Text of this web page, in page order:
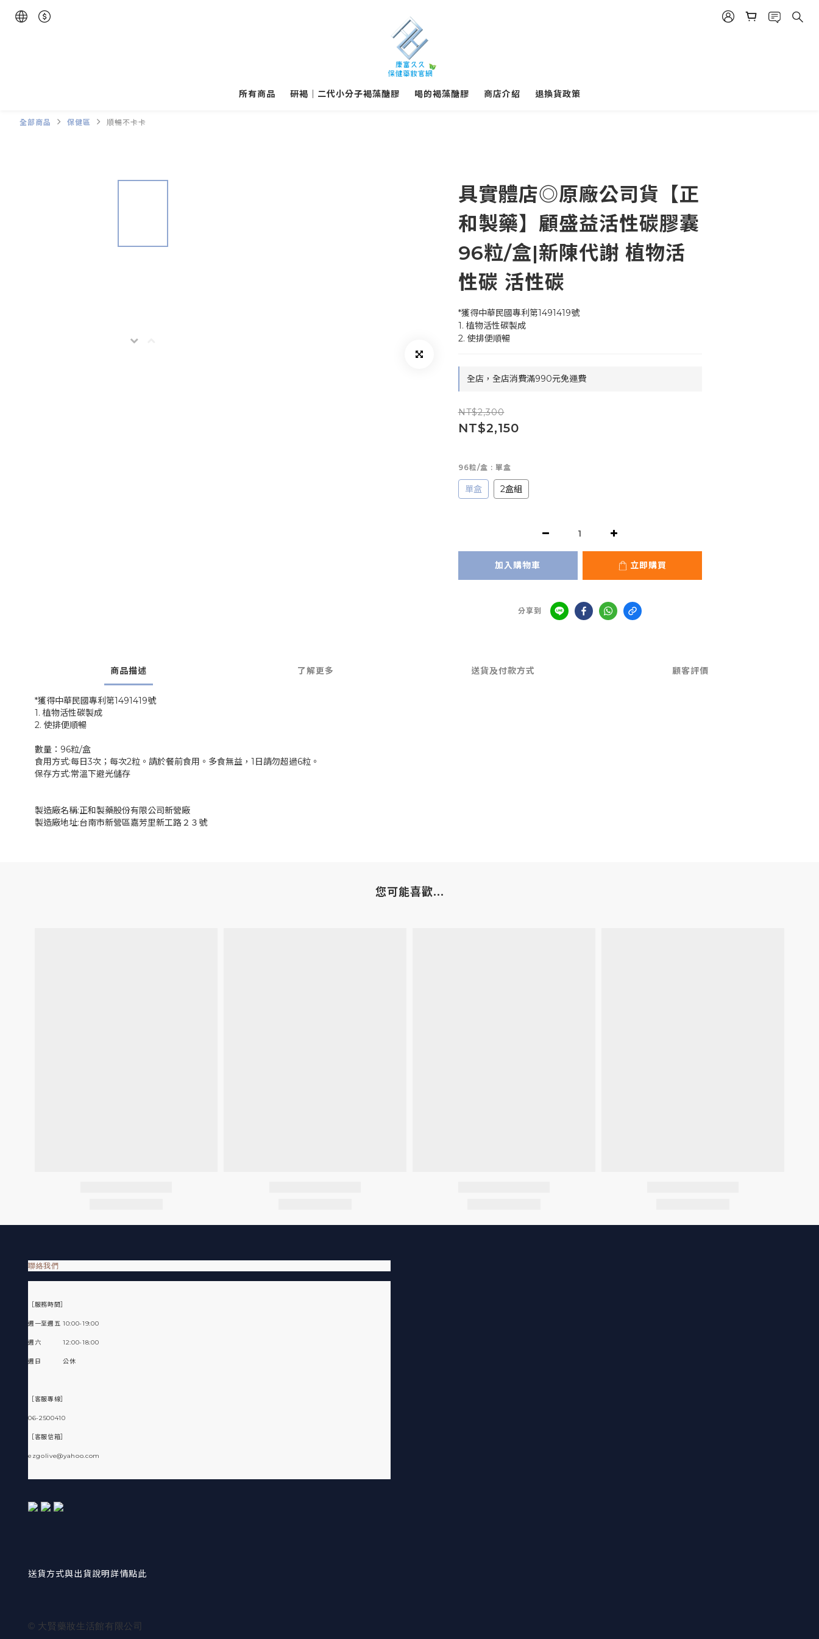
所有商品 研褐｜二代小分子褐藻醣膠 喝的褐藻醣膠 商店介紹 退換貨政策
全部商品 保健區 順暢不卡卡
具實體店◎原廠公司貨【正
和製藥】顧盛益活性碳膠囊
96粒/盒|新陳代謝 植物活
性碳 活性碳
*獲得中華民國專利第1491419號
1. 植物活性碳製成
2. 使排便順暢
全店，全店消費滿990元免運費
NT$2,300
NT$2,150
96粒/盒 : 單盒
單盒 2盒組
加入購物車 立即購買
分享到
商品描述 了解更多 送貨及付款方式 顧客評價
*獲得中華民國專利第1491419號
1. 植物活性碳製成
2. 使排便順暢
數量：96粒/盒
食用方式:每日3次；每次2粒。請於餐前食用。多食無益，1日請勿超過6粒。
保存方式:常溫下避光儲存
製造廠名稱:正和製藥股份有限公司新營廠
製造廠地址:台南市新營區嘉芳里新工路２３號
您可能喜歡...
聯絡我們
［服務時間］
週一至週五 10:00-19:00
週六 12:00-18:00
週日 公休
［客服專線］
06-2500410
［客服信箱］
ezgolive@yahoo.com
送貨方式與出貨說明詳情點此
© 大賢藥妝生活館有限公司